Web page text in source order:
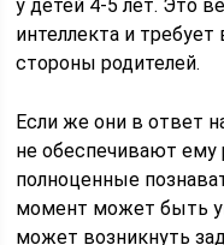
у детей 4-5 лет. Это
интеллекта и
стороны родителей.
Если же они в ответ
не обеспечивают
полноценные
момент может быть
может возникнуть